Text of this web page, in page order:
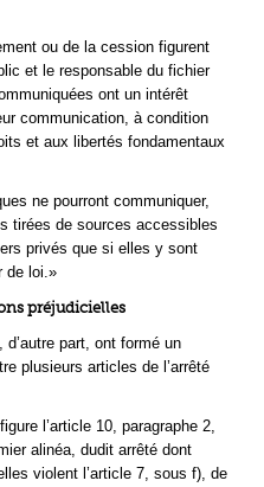
ou de la cession figurent
et le responsable du fichier
ont un intérêt
communication, à condition
et aux libertés fondamentaux
ne pourront communiquer,
tirées de sources accessibles
privés que si elles y sont
de loi.»
préjudicielles
d’autre part, ont formé un
plusieurs articles de l’arrêté
l’article 10, paragraphe 2,
alinéa, dudit arrêté dont
violent l’article 7, sous f), de